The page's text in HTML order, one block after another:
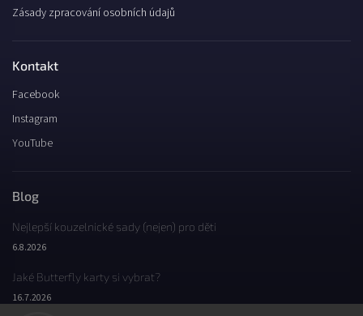
Zásady zpracování osobních údajů
Kontakt
Facebook
Instagram
YouTube
Blog
Nejlepší kouzelnické sady (nejen) pro děti
6.8.2026
Jaké Butterfly karty si vybrat?
16.7.2026